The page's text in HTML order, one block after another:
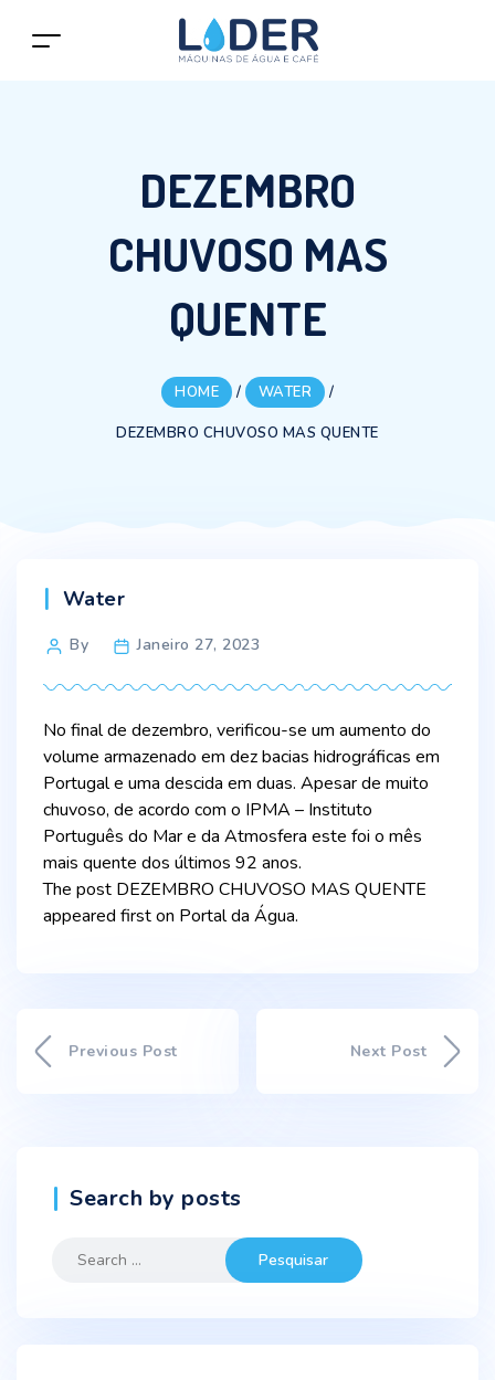
DEZEMBRO
CHUVOSO MAS
QUENTE
HOME / WATER /
DEZEMBRO CHUVOSO MAS QUENTE
Categories
Water
PostBy Janeiro 27, 2023
No final de dezembro, verificou-se um aumento do
volume armazenado em dez bacias hidrográficas em
Portugal e uma descida em duas. Apesar de muito
chuvoso, de acordo com o IPMA – Instituto
Português do Mar e da Atmosfera este foi o mês
mais quente dos últimos 92 anos.
The post DEZEMBRO CHUVOSO MAS QUENTE
appeared first on Portal da Água.
Previous Post Next Post
Search by posts
Search